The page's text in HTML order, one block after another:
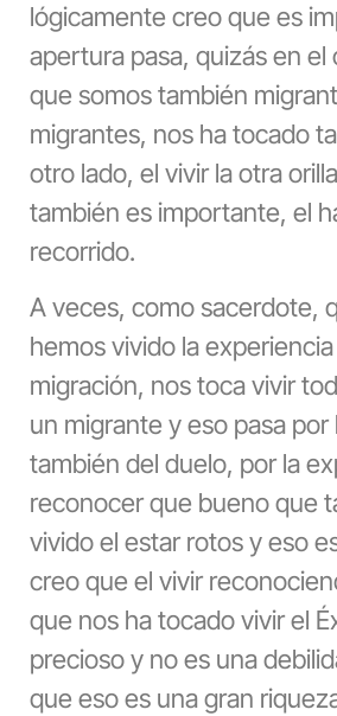
lógicamente creo que es
apertura pasa, quizás en el
que somos también
migrantes, nos ha tocado
otro lado, el vivir la otra
también es importante, el
recorrido.
A veces, como sacerdote,
hemos vivido la
migración, nos toca vivir
un migrante y eso pasa
también del duelo, por la
reconocer que bueno que
vivido el estar rotos y eso
creo que el vivir
que nos ha tocado vivir el
precioso y no es una
que eso es una gran